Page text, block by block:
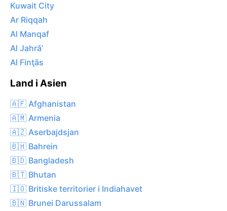
Kuwait City
Ar Riqqah
Al Manqaf
Al Jahrā’
Al Finţās
Land i Asien
🇦🇫 Afghanistan
🇦🇲 Armenia
🇦🇿 Aserbajdsjan
🇧🇭 Bahrein
🇧🇩 Bangladesh
🇧🇹 Bhutan
🇮🇴 Britiske territorier i Indiahavet
🇧🇳 Brunei Darussalam